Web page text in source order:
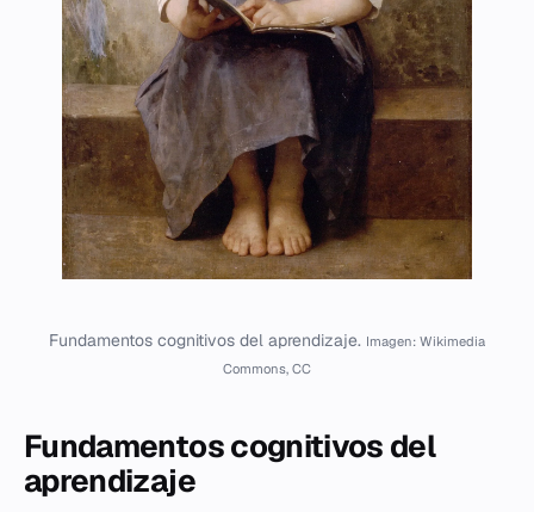
Fundamentos cognitivos del aprendizaje. Imagen: Wikimedia
Commons, CC
Fundamentos cognitivos del
aprendizaje